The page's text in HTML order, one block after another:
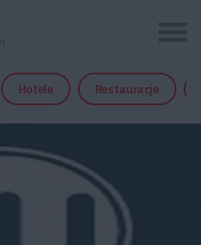
Hotele Restauracje